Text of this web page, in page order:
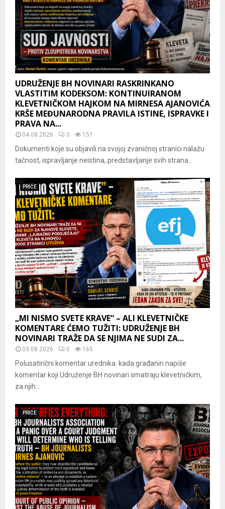
UDRUŽENJE BH NOVINARI RASKRINKANO
VLASTITIM KODEKSOM: KONTINUIRANOM
KLEVETNIČKOM HAJKOM NA MIRNESA AJANOVIĆA
KRŠE MEĐUNARODNA PRAVILA ISTINE, ISPRAVKE I
PRAVA NA...
04.08.2026 0 151
Dokumenti koje su objavili na svojoj zvaničnoj stranici nalažu
tačnost, ispravljanje neistina, predstavljanje svih strana...
PRIČE
„MI NISMO SVETE KRAVE“ – ALI KLEVETNIČKE
KOMENTARE ĆEMO TUŽITI: UDRUŽENJE BH
NOVINARI TRAŽE DA SE NJIMA NE SUDI ZA...
03.08.2026 0 165
Polusatirični komentar urednika: kada građanin napiše
komentar koji Udruženje BH novinari smatraju klevetničkim,
za njih...
PRIČE